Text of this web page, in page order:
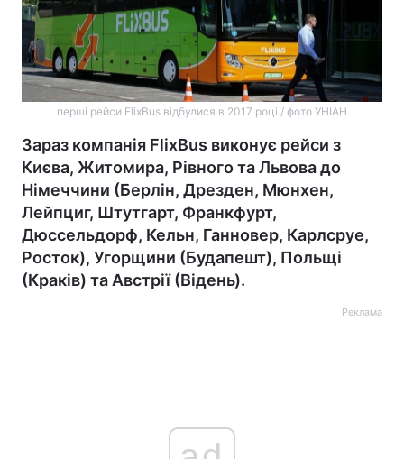
перші рейси FlixBus відбулися в 2017 році / фото УНІАН
Зараз компанія FlixBus виконує рейси з
Києва, Житомира, Рівного та Львова до
Німеччини (Берлін, Дрезден, Мюнхен,
Лейпциг, Штутгарт, Франкфурт,
Дюссельдорф, Кельн, Ганновер, Карлсруе,
Росток), Угорщини (Будапешт), Польщі
(Краків) та Австрії (Відень).
Реклама